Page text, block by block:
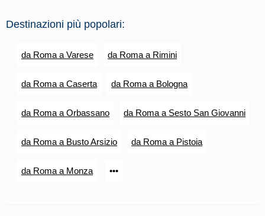
Destinazioni più popolari:
da Roma a Varese da Roma a Rimini
da Roma a Caserta da Roma a Bologna
da Roma a Orbassano da Roma a Sesto San Giovanni
da Roma a Busto Arsizio da Roma a Pistoia
da Roma a Monza •••